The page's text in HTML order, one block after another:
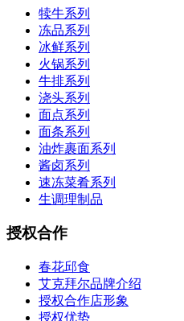
犊牛系列
冻品系列
冰鲜系列
火锅系列
牛排系列
浇头系列
面点系列
面条系列
油炸裹面系列
酱卤系列
速冻菜肴系列
生调理制品
授权合作
春花邱食
艾克拜尔品牌介绍
授权合作店形象
授权优势